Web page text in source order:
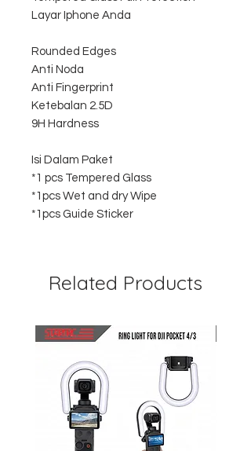
Layar Iphone Anda
Rounded Edges
Anti Noda
Anti Fingerprint
Ketebalan 2.5D
9H Hardness
Isi Dalam Paket
*1 pcs Tempered Glass
*1pcs Wet and dry Wipe
*1pcs Guide Sticker
Related Products